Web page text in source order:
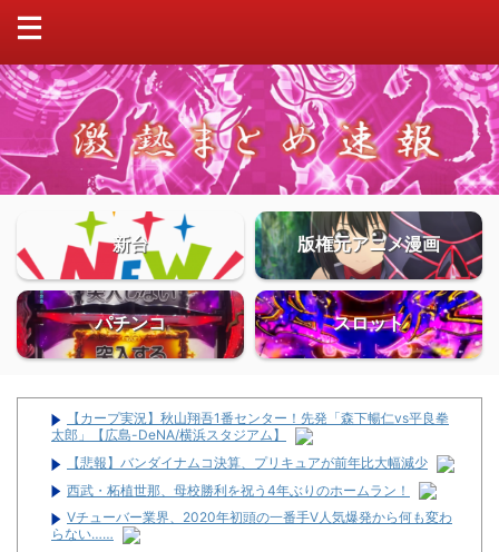
新台 版権元アニメ漫画
パチンコ スロット
【カープ実況】秋山翔吾1番センター！先発「森下暢仁vs平良拳
太郎」【広島-DeNA/横浜スタジアム】
【悲報】バンダイナムコ決算、プリキュアが前年比大幅減少
西武・柘植世那、母校勝利を祝う4年ぶりのホームラン！
Vチューバー業界、2020年初頭の一番手V人気爆発から何も変わ
らない……